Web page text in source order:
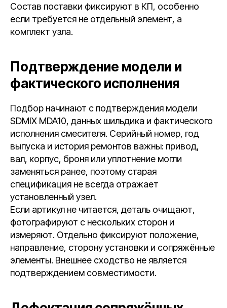
Состав поставки фиксируют в КП, особенно
если требуется не отдельный элемент, а
комплект узла.
Подтверждение модели и
фактического исполнения
Подбор начинают с подтверждения модели
SDMIX MDA10, данных шильдика и фактического
исполнения смесителя. Серийный номер, год
выпуска и история ремонтов важны: привод,
вал, корпус, броня или уплотнение могли
заменяться ранее, поэтому старая
спецификация не всегда отражает
установленный узел.
Если артикул не читается, деталь очищают,
фотографируют с нескольких сторон и
измеряют. Отдельно фиксируют положение,
направление, сторону установки и сопряжённые
элементы. Внешнее сходство не является
подтверждением совместимости.